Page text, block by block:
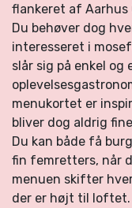
flankeret af Aarhus
Du behøver dog
interesseret i
slår sig på enkel og
menukortet er
bliver dog aldrig
Du kan både få
fin femretters, når
menuen skifter
der er højt til